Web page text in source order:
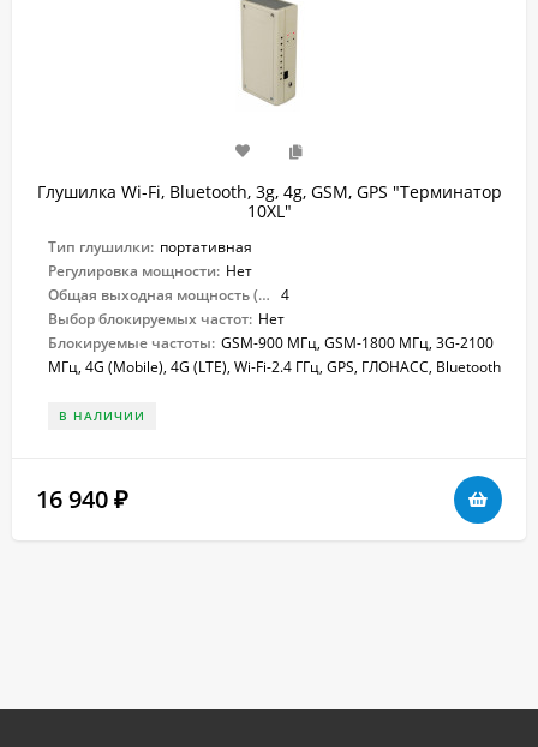
Глушилка Wi-Fi, Bluetooth, 3g, 4g, GSM, GPS "Терминатор
10XL"
Тип глушилки: портативная
Регулировка мощности: Нет
Общая выходная мощность (Вт): 4
Выбор блокируемых частот: Нет
Блокируемые частоты: GSM-900 МГц, GSM-1800 МГц, 3G-2100
МГц, 4G (Mobile), 4G (LTE), Wi-Fi-2.4 ГГц, GPS, ГЛОНАСС, Bluetooth
В НАЛИЧИИ
16 940 ₽